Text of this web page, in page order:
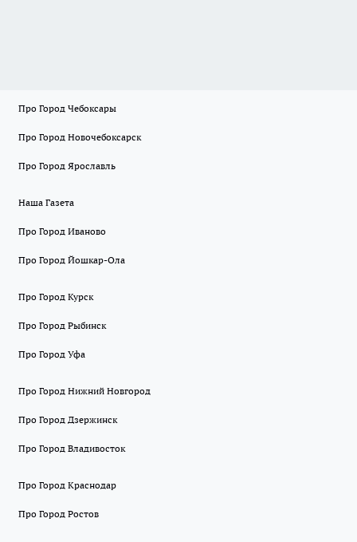
Про Город Чебоксары
Про Город Новочебоксарск
Про Город Ярославль
Наша Газета
Про Город Иваново
Про Город Йошкар-Ола
Про Город Курск
Про Город Рыбинск
Про Город Уфа
Про Город Нижний Новгород
Про Город Дзержинск
Про Город Владивосток
Про Город Краснодар
Про Город Ростов